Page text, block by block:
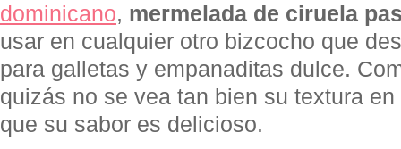
dominicano, mermelada de ciruela
usar en cualquier otro bizcocho que
para galletas y empanaditas dulce.
quizás no se vea tan bien su textura
que su sabor es delicioso.